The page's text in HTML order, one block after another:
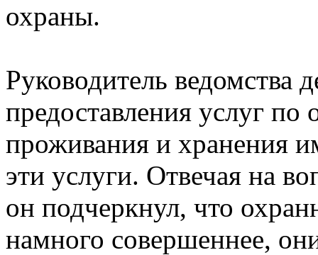
охраны.
Руководитель ведомства
предоставления услуг по
проживания и хранения
эти услуги. Отвечая на
он подчеркнул, что
намного совершеннее,